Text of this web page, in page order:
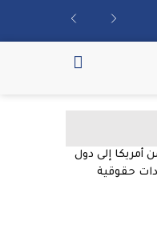
أمريكا إلى دول
حقوقية